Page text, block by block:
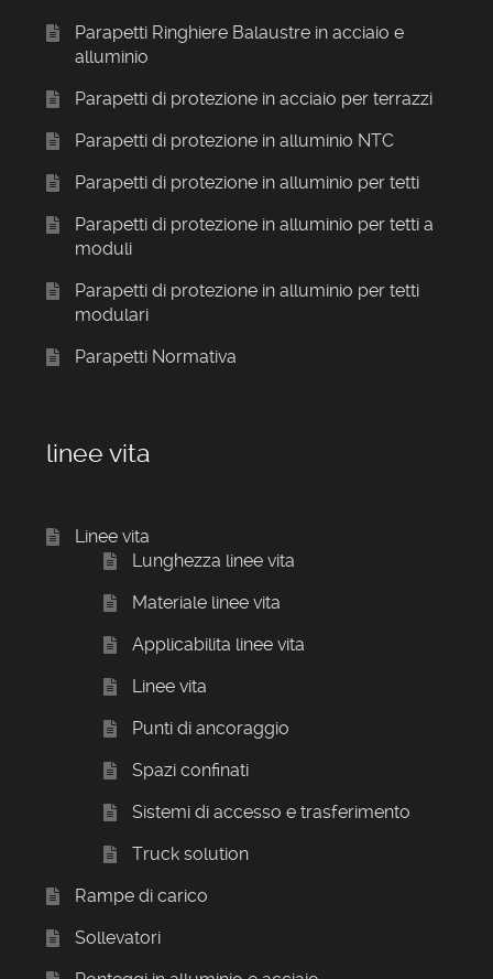
Parapetti Ringhiere Balaustre in acciaio e
alluminio
Parapetti di protezione in acciaio per terrazzi
Parapetti di protezione in alluminio NTC
Parapetti di protezione in alluminio per tetti
Parapetti di protezione in alluminio per tetti a
moduli
Parapetti di protezione in alluminio per tetti
modulari
Parapetti Normativa
linee vita
Linee vita
Lunghezza linee vita
Materiale linee vita
Applicabilita linee vita
Linee vita
Punti di ancoraggio
Spazi confinati
Sistemi di accesso e trasferimento
Truck solution
Rampe di carico
Sollevatori